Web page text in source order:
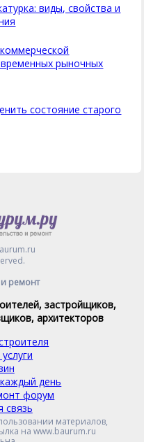
виды, свойства и
рыночных
состояние старого
и ремонт
застройщиков,
архитекторов
день
форум
связь
материалов,
на www.baurum.ru